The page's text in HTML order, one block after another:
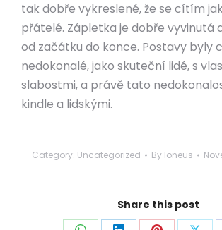
tak dobře vykreslené, že se cítím
přátelé. Zápletka je dobře vyvinutá
od začátku do konce. Postavy byly
nedokonalé, jako skuteční lidé, s
slabostmi, a právě tato
kindle a lidskými.
Category: Uncategorized By loneus
Share this post